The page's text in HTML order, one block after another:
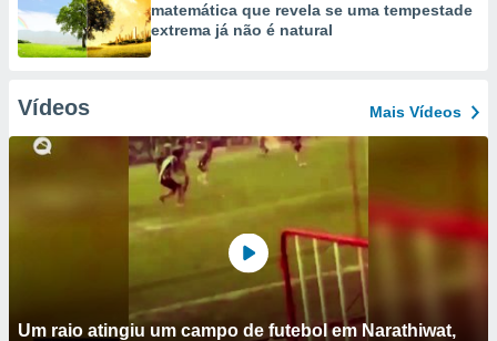
matemática que revela se uma tempestade
extrema já não é natural
Vídeos Mais Vídeos
Um raio atingiu um campo de futebol em Narathiwat,